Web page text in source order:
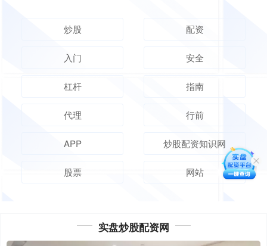
炒股 配资
入门 安全
杠杆 指南
代理 行前
APP 炒股配资知识网
股票 网站
实盘炒股配资网